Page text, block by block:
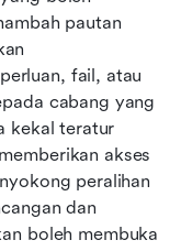
pautan
fail, atau
cabang yang
kekal teratur
akses
peralihan
dan
boleh membuka